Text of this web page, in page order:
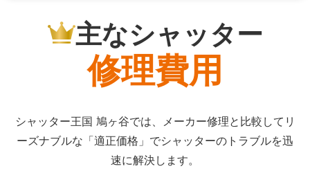
主なシャッター
修理費用
シャッター王国 鳩ヶ谷では、メーカー修理と比較してリ
ーズナブルな「適正価格」でシャッターのトラブルを迅
速に解決します。